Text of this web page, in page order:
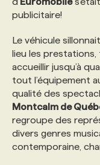
NOS
POURQUOI
NOS TARIFS
FAQ
ANNONCEZ
publicitaire!
Le véhicule
lieu les
accueillir jusqu’à
tout l’équipement
qualité des
Montcalm de
regroupe des
divers genres
contemporaine,